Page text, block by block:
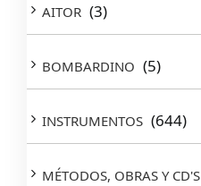
AITOR (3)
BOMBARDINO (5)
INSTRUMENTOS (644)
MÉTODOS, OBRAS Y CD'S